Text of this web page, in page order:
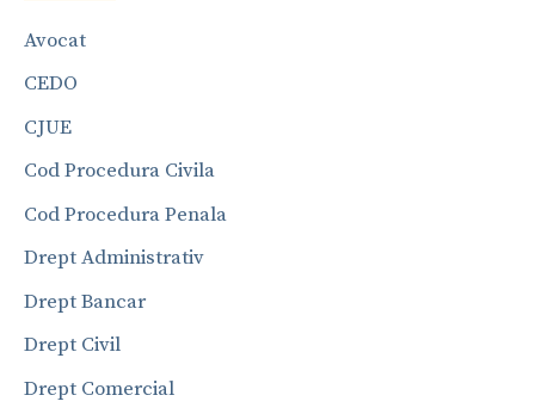
Avocat
CEDO
CJUE
Cod Procedura Civila
Cod Procedura Penala
Drept Administrativ
Drept Bancar
Drept Civil
Drept Comercial